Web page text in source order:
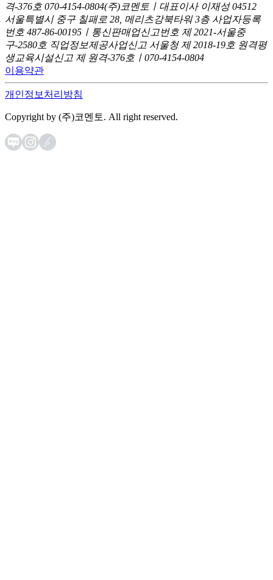
격-376호 070-4154-0804(주)코멘토ㅣ대표이사 이재성 04512
서울특별시 중구 칠패로 28, 메리츠강북타워 3층 사업자등록
번호 487-86-00195ㅣ통신판매업신고번호 제 2021-서울중
구-2580호 직업정보제공사업신고 서울청 제 2018-19호 원격평
생교육시설신고 제 원격-376호ㅣ070-4154-0804
이용약관
개인정보처리방침
Copyright by (주)코멘토. All right reserved.